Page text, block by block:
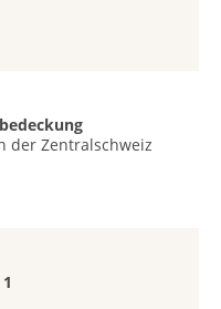
der Zentralschweiz